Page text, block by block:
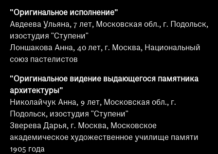
"Оригинальное исполнение"
Авдеева Ульяна, 7 лет, Московская обл., г. Подольск,
изостудия "Ступени"
Лоншакова Анна, 40 лет, г. Москва, Национальный
союз пастелистов
"Оригинальное видение выдающегося памятника
архитектуры"
Николайчук Анна, 9 лет, Московская обл., г.
Подольск, изостудия "Ступени"
Зверева Дарья, г. Москва, Московское
академическое художественное училище памяти
1905 года